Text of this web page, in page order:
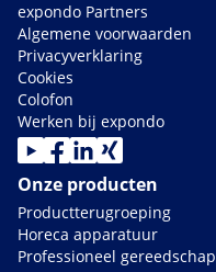
expondo Partners
Algemene voorwaarden
Privacyverklaring
Cookies
Colofon
Werken bij expondo
Onze producten
Productterugroeping
Horeca apparatuur
Professioneel gereedschap